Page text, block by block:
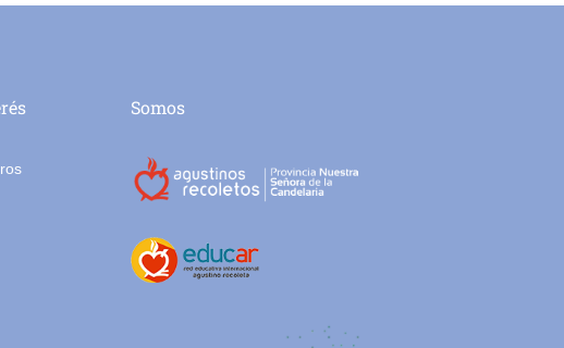
Somos